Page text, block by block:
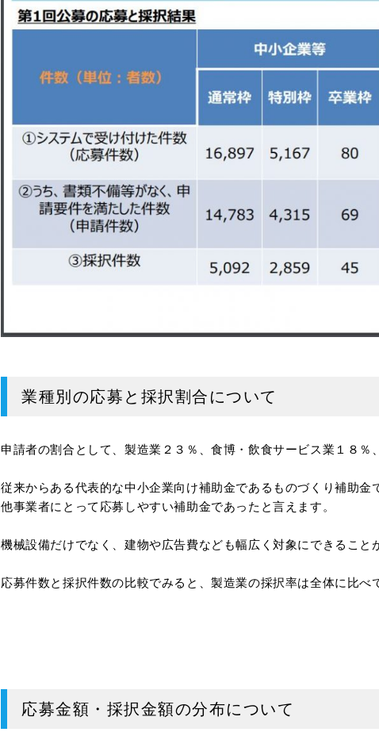
業種別の応募と採択割合について
申請者の割合として、製造業２３％、食博・飲食サービス業１８％
従来からある代表的な中小企業向け補助金であるものづくり補助
他事業者にとって応募しやすい補助金であったと言えます。
機械設備だけでなく、建物や広告費なども幅広く対象にできること
応募件数と採択件数の比較でみると、製造業の採択率は全体に比べ
応募金額・採択金額の分布について